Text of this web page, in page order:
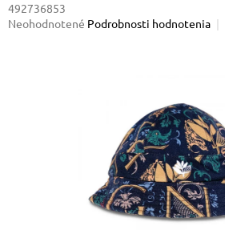
492736853
Priemerné
Neohodnotené Podrobnosti hodnotenia